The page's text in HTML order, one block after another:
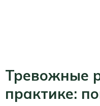
Тревожные
практике: